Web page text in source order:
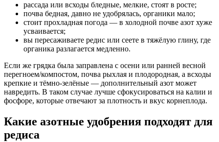
рассада или всходы бледные, мелкие, стоят в росте;
почва бедная, давно не удобрялась, органики мало;
стоит прохладная погода — в холодной почве азот хуже
усваивается;
вы пересаживаете редис или сеете в тяжёлую глину, где
органика разлагается медленно.
Если же грядка была заправлена с осени или ранней весной
перегноем/компостом, почва рыхлая и плодородная, а всходы
крепкие и тёмно-зелёные — дополнительный азот может
навредить. В таком случае лучше сфокусироваться на калии и
фосфоре, которые отвечают за плотность и вкус корнеплода.
Какие азотные удобрения подходят для
редиса